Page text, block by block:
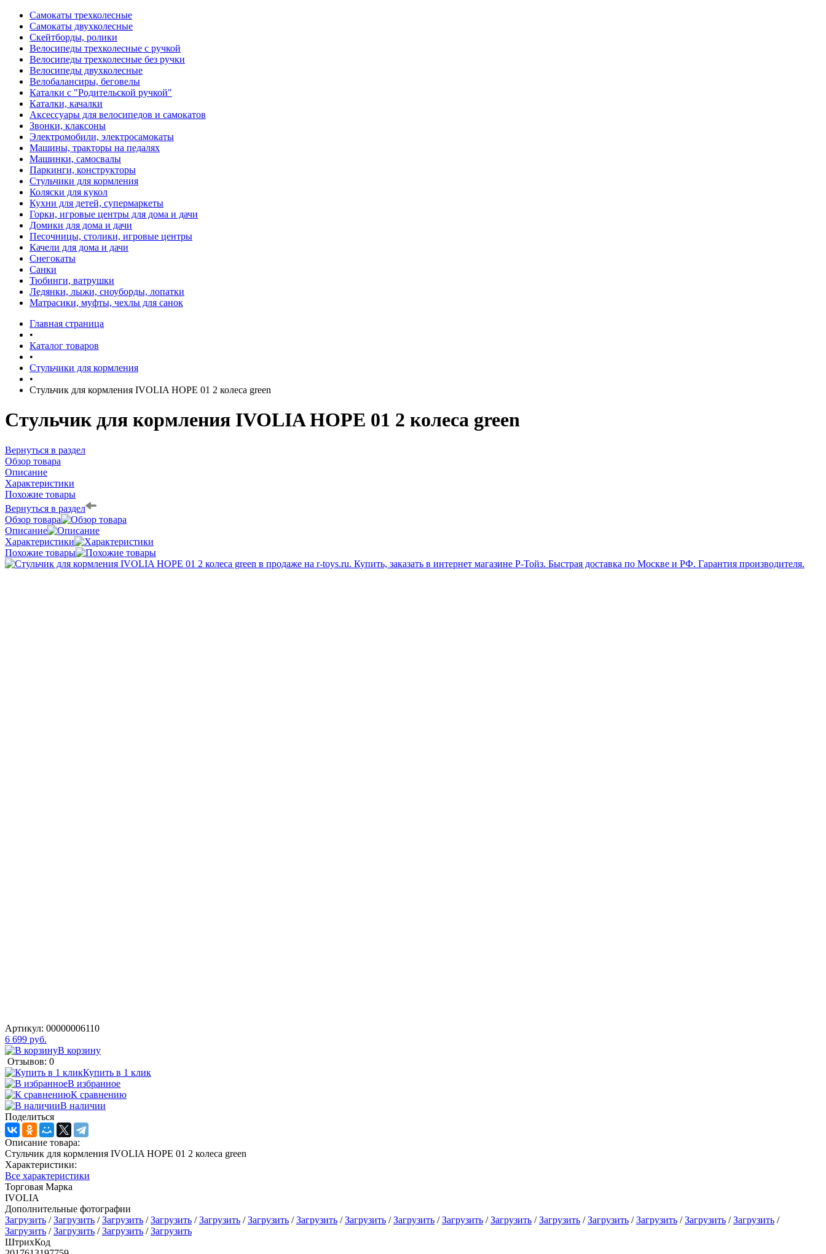
Самокаты трехколесные
Самокаты двухколесные
Скейтборды, ролики
Велосипеды трехколесные с ручкой
Велосипеды трехколесные без ручки
Велосипеды двухколесные
Велобалансиры, беговелы
Каталки с "Родительской ручкой"
Каталки, качалки
Аксессуары для велосипедов и самокатов
Звонки, клаксоны
Электромобили, электросамокаты
Машины, тракторы на педалях
Машинки, самосвалы
Паркинги, конструкторы
Стульчики для кормления
Коляски для кукол
Кухни для детей, супермаркеты
Горки, игровые центры для дома и дачи
Домики для дома и дачи
Песочницы, столики, игровые центры
Качели для дома и дачи
Снегокаты
Санки
Тюбинги, ватрушки
Ледянки, лыжи, сноуборды, лопатки
Матрасики, муфты, чехлы для санок
Главная страница
•
Каталог товаров
•
Стульчики для кормления
•
Стульчик для кормления IVOLIA HOPE 01 2 колеса green
Стульчик для кормления IVOLIA HOPE 01 2 колеса green
Вернуться в раздел
Обзор товара
Описание
Характеристики
Похожие товары
Вернуться в раздел
Обзор товара
Описание
Характеристики
Похожие товары
Артикул: 00000006110
6 699 руб.
В корзину
Отзывов: 0
Купить в 1 клик
В избранное
К сравнению
В наличии
Поделиться
Описание товара:
Стульчик для кормления IVOLIA HOPE 01 2 колеса green
Характеристики:
Все характеристики
Торговая Марка
IVOLIA
Дополнительные фотографии
Загрузить /Загрузить /Загрузить /Загрузить /Загрузить /Загрузить /Загрузить /Загрузить /Загрузить /Загрузить /Загрузить /Загрузить /Загрузить /Загрузить /Загрузить /Загрузить /
Загрузить /Загрузить /Загрузить /Загрузить
ШтрихКод